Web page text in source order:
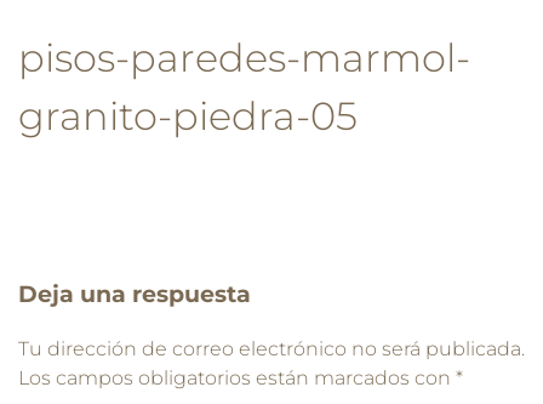
pisos-paredes-marmol-
granito-piedra-05
Deja una respuesta
Tu dirección de correo electrónico no será publicada.
Los campos obligatorios están marcados con *